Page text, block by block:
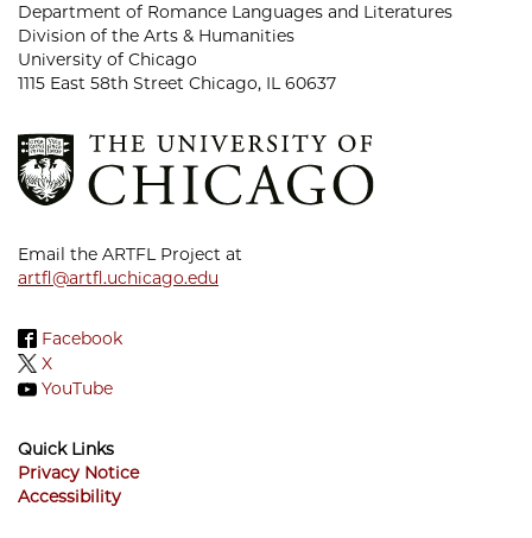
Department of Romance Languages and Literatures
Division of the Arts & Humanities
University of Chicago
1115 East 58th Street Chicago, IL 60637
Email the ARTFL Project at
artfl@artfl.uchicago.edu
Facebook
X
YouTube
Quick Links
Privacy Notice
Accessibility